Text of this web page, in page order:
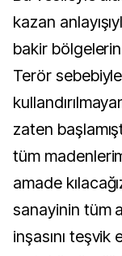
kazan
bakir
Terör
zaten
tüm
amade
sanayinin tüm
inşasını